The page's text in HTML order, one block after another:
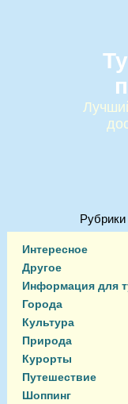
Рубрики
Интересное
Другое
Информация для
Города
Культура
Природа
Курорты
Путешествие
Шоппинг